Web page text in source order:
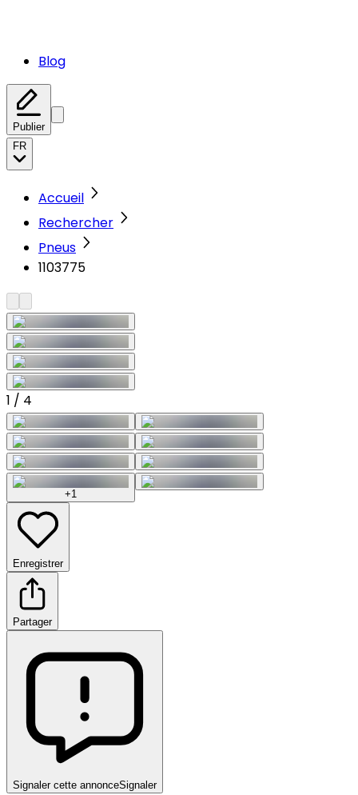
Blog
Publier
FR
Accueil
Rechercher
Pneus
1103775
1 / 4
+1
Enregistrer
Partager
Signaler cette annonceSignaler